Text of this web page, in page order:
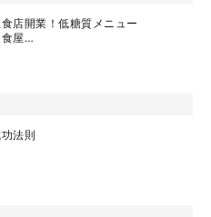
店開業！低糖質メニュー
食屋…
法則